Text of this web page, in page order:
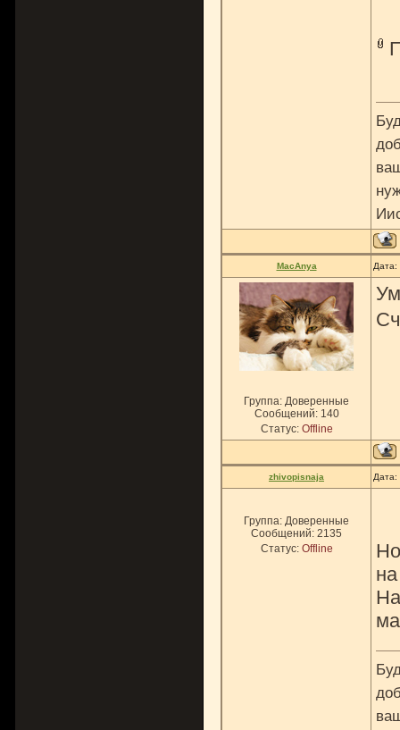
MacAnya Дата:
Группа: Доверенные
Сообщений: 140
Статус: Offline
zhivopisnaja
Группа: Доверенные
Сообщений: 2135
Статус: Offline